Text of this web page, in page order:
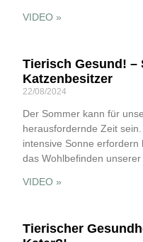
VIDEO »
Tierisch Gesund! –
Katzenbesitzer
22/08/2024
Der Sommer kann für
herausfordernde Zeit
intensive Sonne erfordern
das Wohlbefinden unserer
VIDEO »
Tierischer